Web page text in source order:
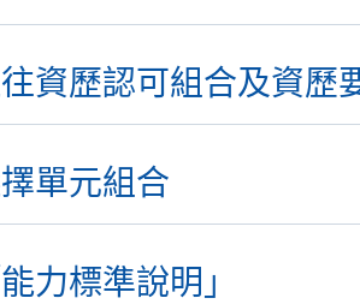
資歷認可組合及資歷
單元組合
能力標準說明」